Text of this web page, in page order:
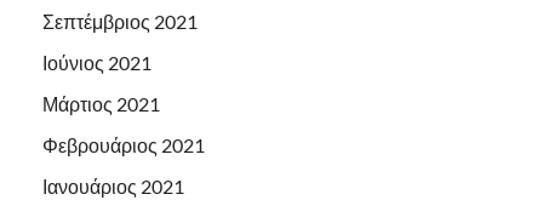
Σεπτέμβριος 2021
Ιούνιος 2021
Μάρτιος 2021
Φεβρουάριος 2021
Ιανουάριος 2021